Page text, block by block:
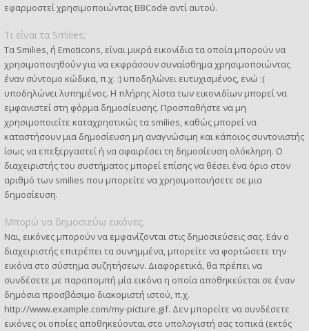
εφαρμοστεί χρησιμοποιώντας BBCode αντί αυτού.
Τι είναι τα Smilies;
Τα Smilies, ή Emoticons, είναι μικρά εικονίδια τα οποία μπορούν να
χρησιμοποιηθούν για να εκφράσουν συναίσθημα χρησιμοποιώντας
έναν σύντομο κώδικα, π.χ. :) υποδηλώνει ευτυχισμένος, ενώ :(
υποδηλώνει λυπημένος. Η πλήρης λίστα των εικονιδίων μπορεί να
εμφανιστεί στη φόρμα δημοσίευσης. Προσπαθήστε να μη
χρησιμοποιείτε καταχρηστικώς τα smilies, καθώς μπορεί να
καταστήσουν μια δημοσίευση μη αναγνώσιμη και κάποιος συντονιστής
ίσως να επεξεργαστεί ή να αφαιρέσει τη δημοσίευση ολόκληρη. Ο
διαχειριστής του συστήματος μπορεί επίσης να θέσει ένα όριο στον
αριθμό των smilies που μπορείτε να χρησιμοποιήσετε σε μια
δημοσίευση.
Μπορώ να δημοσιεύω εικόνες;
Ναι, εικόνες μπορούν να εμφανίζονται στις δημοσιεύσεις σας. Εάν ο
διαχειριστής επιτρέπει τα συνημμένα, μπορείτε να φορτώσετε την
εικόνα στο σύστημα συζητήσεων. Διαφορετικά, θα πρέπει να
συνδέσετε με παραπομπή μία εικόνα η οποία αποθηκεύεται σε έναν
δημόσια προσβάσιμο διακομιστή ιστού, π.χ.
http://www.example.com/my-picture.gif. Δεν μπορείτε να συνδέσετε
εικόνες οι οποίες αποθηκεύονται στο υπολογιστή σας τοπικά (εκτός